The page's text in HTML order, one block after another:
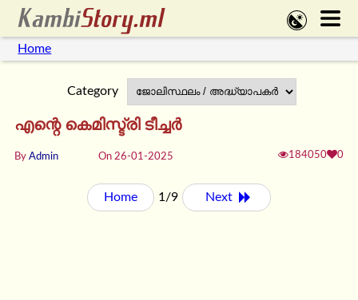
Home
Category
എന്റെ കെമിസ്ട്രി ടീച്ചര്‍
By Admin On 26-01-2025 184050 0
Home 1/9 Next